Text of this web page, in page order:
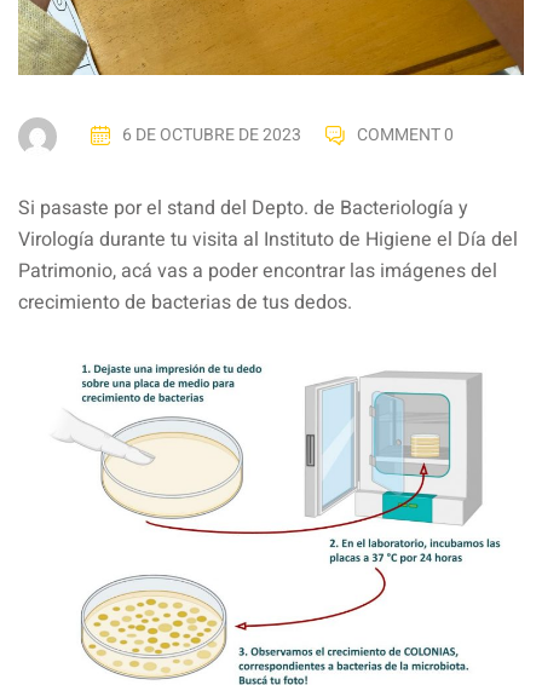
6 DE OCTUBRE DE 2023 COMMENT 0
Si pasaste por el stand del Depto. de Bacteriología y
Virología durante tu visita al Instituto de Higiene el Día del
Patrimonio, acá vas a poder encontrar las imágenes del
crecimiento de bacterias de tus dedos.